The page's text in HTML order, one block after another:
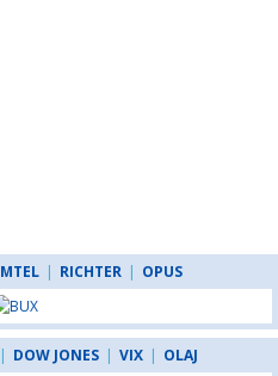
MTEL | RICHTER | OPUS
| DOW JONES | VIX | OLAJ